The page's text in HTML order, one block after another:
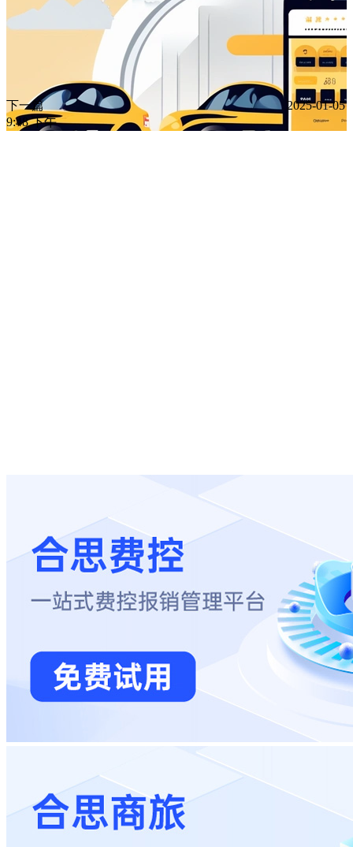
下一篇
2025-01-05
9:48 下午